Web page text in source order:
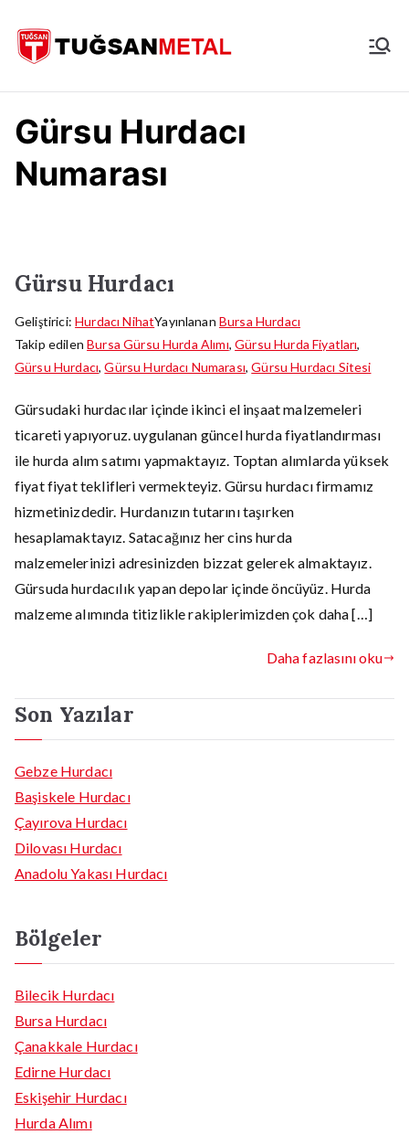
geç
Hurdacı
Gürsu Hurdacı
Numarası
Gürsu Hurdacı
Geliştirici:Hurdacı NihatYayınlanan Bursa Hurdacı
Takip edilenBursa Gürsu Hurda Alımı,Gürsu Hurda Fiyatları,
Gürsu Hurdacı,Gürsu Hurdacı Numarası,Gürsu Hurdacı Sitesi
Gürsudaki hurdacılar içinde ikinci el inşaat malzemeleri
ticareti yapıyoruz. uygulanan güncel hurda fiyatlandırması
ile hurda alım satımı yapmaktayız. Toptan alımlarda yüksek
fiyat fiyat teklifleri vermekteyiz. Gürsu hurdacı firmamız
hizmetinizdedir. Hurdanızın tutarını taşırken
hesaplamaktayız. Satacağınız her cins hurda
malzemelerinizi adresinizden bizzat gelerek almaktayız.
Gürsuda hurdacılık yapan depolar içinde öncüyüz. Hurda
malzeme alımında titizlikle rakiplerimizden çok daha […]
Daha fazlasını oku
Son Yazılar
Gebze Hurdacı
Başiskele Hurdacı
Çayırova Hurdacı
Dilovası Hurdacı
Anadolu Yakası Hurdacı
Bölgeler
Bilecik Hurdacı
Bursa Hurdacı
Çanakkale Hurdacı
Edirne Hurdacı
Eskişehir Hurdacı
Hurda Alımı